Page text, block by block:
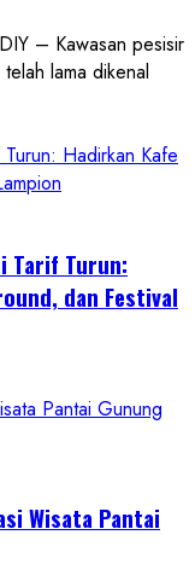
– Kawasan pesisir
lama dikenal
Hadirkan Kafe
Tarif Turun:
dan Festival
Pantai Gunung
Wisata Pantai